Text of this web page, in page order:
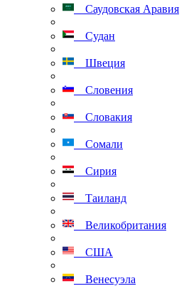
Саудовская Аравия
Судан
Швеция
Словения
Словакия
Сомали
Сирия
Таиланд
Великобритания
США
Венесуэла